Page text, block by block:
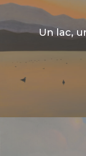
Un lac,